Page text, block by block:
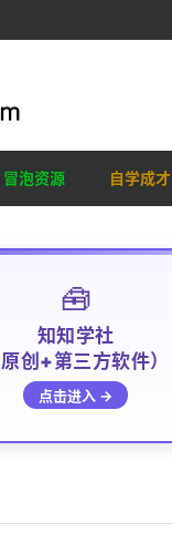
冒泡资源 自学成才
🧰
知知学社
原创+第三方软件）
点击进入 →